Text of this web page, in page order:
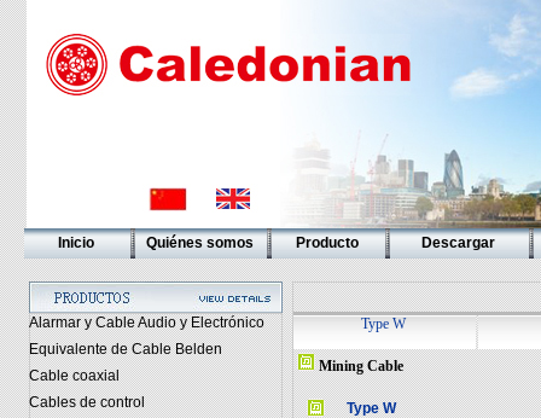
Inicio Quiénes somos Producto Descargar
Alarmar y Cable Audio y Electrónico
Equivalente de Cable Belden
Cable coaxial
Cables de control
Type W
Mining Cable
Type W